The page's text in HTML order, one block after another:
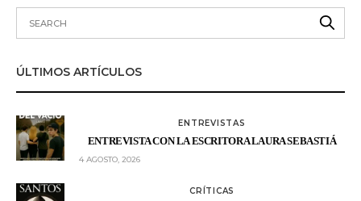
ÚLTIMOS ARTÍCULOS
ENTREVISTAS
ENTREVISTA CON LA ESCRITORA LAURA SEBASTIÁ
4 AGOSTO, 2026
CRÍTICAS